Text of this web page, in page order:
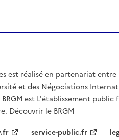
est réalisé en partenariat
et des Négociations
BRGM est L'établissement
Découvrir le BRGM
service-public.fr